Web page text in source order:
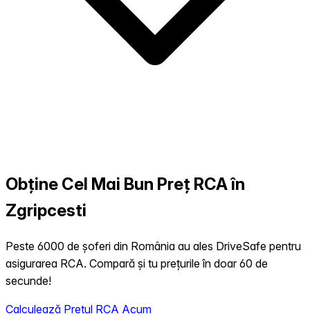
Obține Cel Mai Bun Preț RCA în
Zgripcesti
Peste 6000 de șoferi din România au ales DriveSafe pentru
asigurarea RCA. Compară și tu prețurile în doar 60 de
secunde!
Calculează Prețul RCA Acum